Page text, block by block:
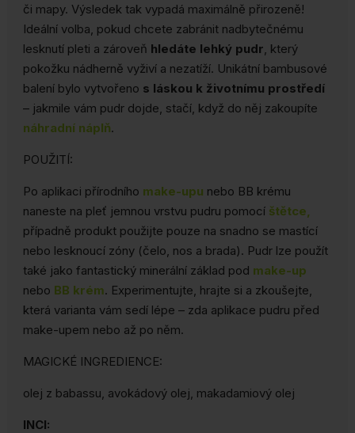
či mapy. Výsledek tak vypadá maximálně přirozeně!
Ideální volba, pokud chcete zabránit nadbytečnému
lesknutí pleti a zároveň hledáte lehký pudr , který
pokožku nádherně vyživí a nezatíží. Unikátní bambusové
balení bylo vytvořeno s láskou k životnímu prostředí
– jakmile vám pudr dojde, stačí, když do něj zakoupíte
náhradní náplň.
POUŽITÍ:
Po aplikaci přírodního make-upu nebo BB krému
naneste na pleť jemnou vrstvu pudru pomocí štětce
případně produkt použijte pouze na snadno se mastící
nebo lesknoucí zóny (čelo, nos a brada). Pudr lze použít
také jako fantastický minerální základ pod make-up
nebo BB krém. Experimentujte, hrajte si a zkoušejte,
která varianta vám sedí lépe – zda aplikace pudru před
make-upem nebo až po něm.
MAGICKÉ INGREDIENCE:
olej z babassu, avokádový olej, makadamiový olej
INCI: